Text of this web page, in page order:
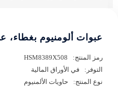
عبوات ألومنيوم بغطاء، عبوة
رمز المنتج:
HSM8389X508
التوفر:
في الأوراق المالية
نوع المنتج:
حاويات الألمنيوم